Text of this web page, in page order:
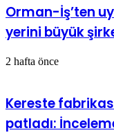
Orman-İş’ten
yerini büyük
2 hafta önce
Kereste
patladı: